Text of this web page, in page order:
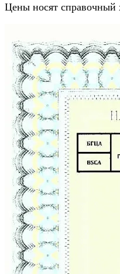
Цены носят справочный